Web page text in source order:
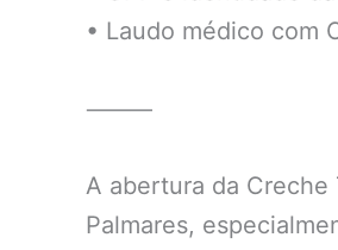
• Laudo médico com
⸻
A abertura da
Palmares,